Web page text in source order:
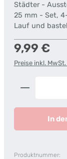
Städter -
25 mm - Set,
Lauf und
Regulärer Preis:
9,99 €
Preise inkl.
Produkt
In
Produktnummer: